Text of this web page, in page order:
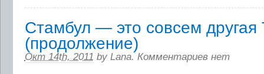
Стамбул — это совсем другая
(продолжение)
Окт 14th, 2011 by Lana. Комментариев нет